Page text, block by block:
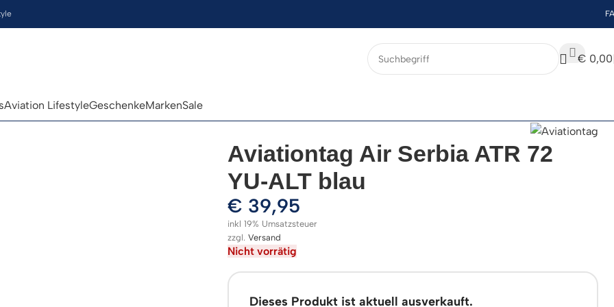
€ 0,00
Aviation LifestyleGeschenkeMarkenSale
Aviationtag Air Serbia ATR 72
YU-ALT blau
€ 39,95
inkl 19% Umsatzsteuer
zzgl. Versand
Nicht vorrätig
Dieses Produkt ist aktuell ausverkauft.